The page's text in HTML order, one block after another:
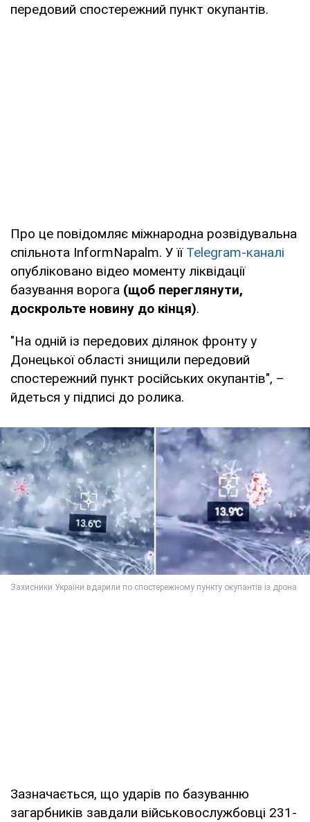
передовий спостережний пункт окупантів.
Про це повідомляє міжнародна розвідувальна
спільнота InformNapalm. У її Telegram-каналі
опубліковано відео моменту ліквідації
базування ворога (щоб переглянути,
доскрольте новину до кінця).
"На одній із передових ділянок фронту у
Донецької області знищили передовий
спостережний пункт російських окупантів", –
йдеться у підписі до ролика.
Зазначається, що ударів по базуванню
загарбників завдали військовослужбовці 231-